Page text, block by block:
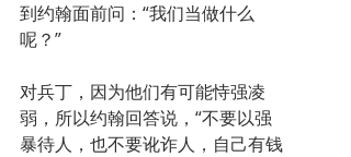
到约翰面前问：“我们当做什么
呢？”
对兵丁，因为他们有可能恃强凌
弱，所以约翰回答说，“不要以强
暴待人，也不要讹诈人，自己有钱